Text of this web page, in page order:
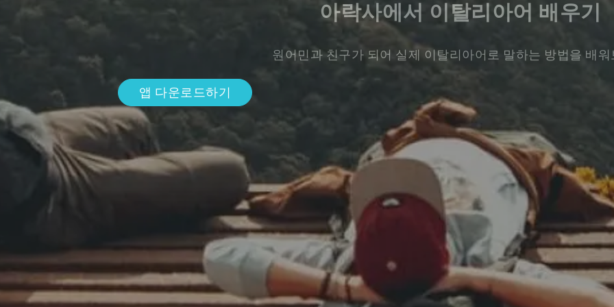
아락사에서 이탈리아어 배우기
원어민과 친구가 되어 실제 이탈리아어로 말하는 방법을 배
앱 다운로드하기